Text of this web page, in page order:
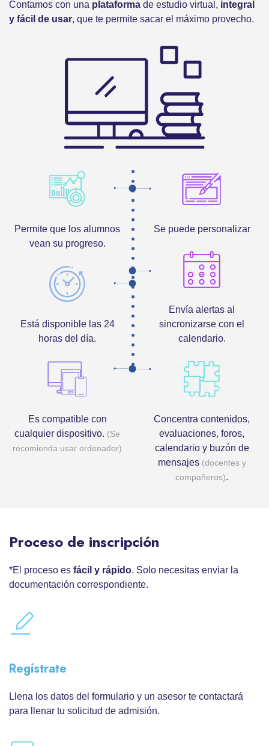
Contamos con una plataforma de estudio virtual, integral
y fácil de usar, que te permite sacar el máximo provecho.
Permite que los alumnos
vean su progreso.
Está disponible las 24
horas del día.
Es compatible con
cualquier dispositivo. (Se
recomienda usar ordenador)
Se puede personalizar
Envía alertas al
sincronizarse con el
calendario.
Concentra contenidos,
evaluaciones, foros,
calendario y buzón de
mensajes (docentes y
compañeros).
Proceso de inscripción
*El proceso es fácil y rápido. Solo necesitas enviar la
documentación correspondiente.
Regístrate
Llena los datos del formulario y un asesor te contactará
para llenar tu solicitud de admisión.